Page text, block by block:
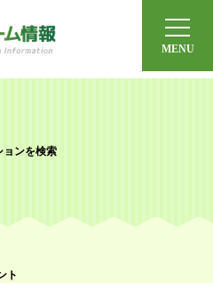
？
ョンを検索
ト